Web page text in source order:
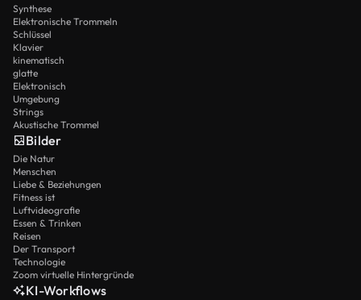
Synthese
Elektronische Trommeln
Schlüssel
Klavier
kinematisch
glatte
Elektronisch
Umgebung
Strings
Akustische Trommel
Bilder
Die Natur
Menschen
Liebe & Beziehungen
Fitness ist
Luftvideografie
Essen & Trinken
Reisen
Der Transport
Technologie
Zoom virtuelle Hintergründe
KI-Workflows